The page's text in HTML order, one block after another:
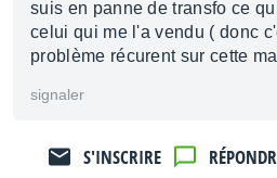
suis en panne de transfo ce
celui qui me l'a vendu ( donc
problème récurent sur cette
signaler
S'INSCRIRE